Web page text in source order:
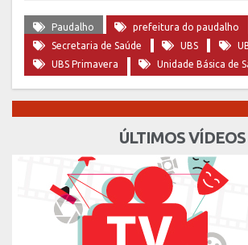
Paudalho prefeitura do paudalho
Secretaria de Saúde
UBS
UBS Primavera
Unidade Básica de
ÚLTIMOS VÍDEOS